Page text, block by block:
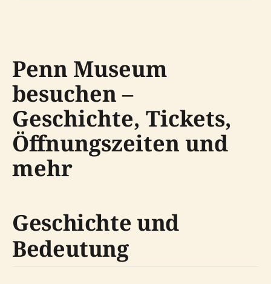
Penn Museum
besuchen –
Geschichte, Tickets,
Öffnungszeiten und
mehr
Geschichte und
Bedeutung